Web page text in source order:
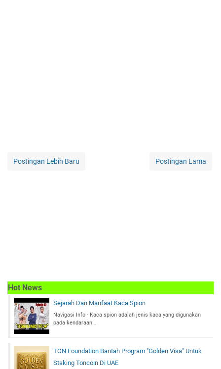
Postingan Lebih Baru Postingan Lama
Hot News
Sejarah Dan Manfaat Kaca Spion
Navigasi Info - Kaca spion adalah jenis kaca yang digunakan
pada kendaraan…
TON Foundation Bantah Program "Golden Visa" Untuk
Staking Toncoin Di UAE